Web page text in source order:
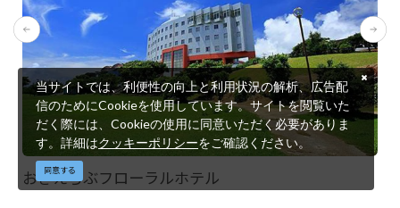
おきえらぶフローラルホテル
当サイトでは、利便性の向上と利用状況の解析、広告配
信のためにCookieを使用しています。サイトを閲覧いた
だく際には、Cookieの使用に同意いただく必要がありま
す。詳細はクッキーポリシーをご確認ください。
同意する